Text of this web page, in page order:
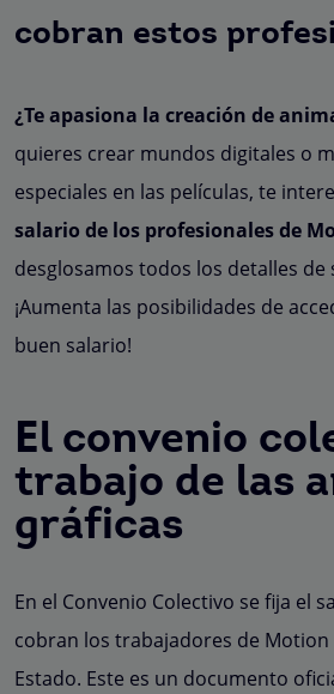
cobran estos
¿Te apasiona la creación de
quieres crear mundos digitales o
especiales en las películas, te
salario de los profesionales de
desglosamos todos los detalles
¡Aumenta las posibilidades de
buen salario!
El convenio
trabajo de las
gráficas
En el Convenio Colectivo se fija el
cobran los trabajadores de
Estado. Este es un documento